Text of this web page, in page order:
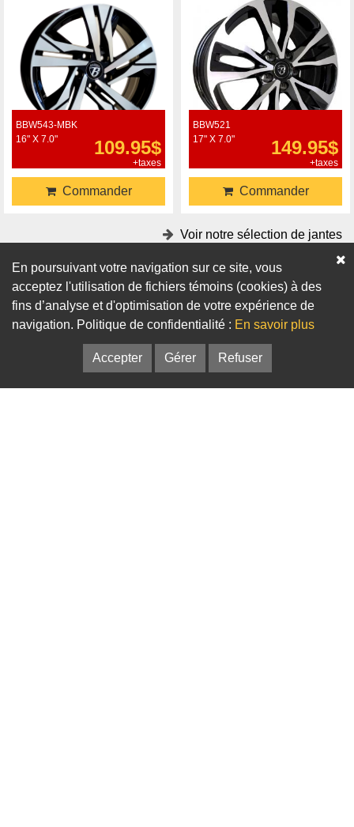
BBW543-MBK
16" X 7.0"
109.95$
+taxes
Commander
BBW521
17" X 7.0"
149.95$
+taxes
Commander
Voir notre sélection de jantes
Accessoires
Adaptateurs Bagues de centrage
En poursuivant votre navigation sur ce site, vous
acceptez l'utilisation de fichiers témoins (cookies) à des
fins d’analyse et d'optimisation de votre expérience de
navigation. Politique de confidentialité : En savoir plus
Accepter Gérer Refuser